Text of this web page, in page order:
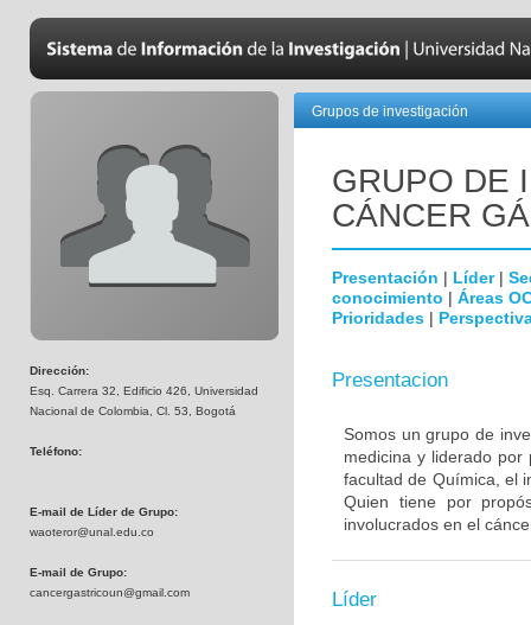
Dirección:
Esq. Carrera 32, Edificio 426, Universidad
Nacional de Colombia, Cl. 53, Bogotá
Teléfono:
E-mail de Líder de Grupo:
waoteror@unal.edu.co
E-mail de Grupo:
cancergastricoun@gmail.com
Grupos de investigación
GRUPO DE
CÁNCER
Presentación | Líder|
conocimiento | Áreas
Prioridades |
Presentacion
Somos un grupo de
medicina y liderado por
facultad de Química, el
Quien tiene por
involucrados en el
Líder